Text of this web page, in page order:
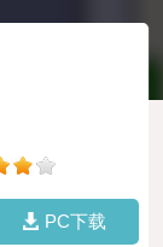
PC下载